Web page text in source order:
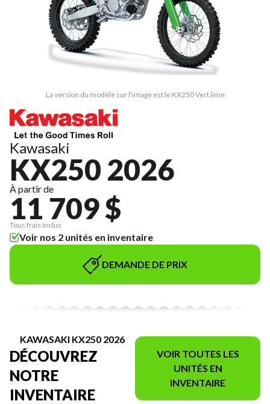
La version du modèle sur l'image est le KX250 Vert lime
Kawasaki
KX250 2026
À partir de
11 709 $
Tous frais inclus
Voir nos 2 unités en inventaire
DEMANDE DE PRIX
KAWASAKI KX250 2026
DÉCOUVREZ
NOTRE
INVENTAIRE
VOIR TOUTES LES
UNITÉS EN
INVENTAIRE